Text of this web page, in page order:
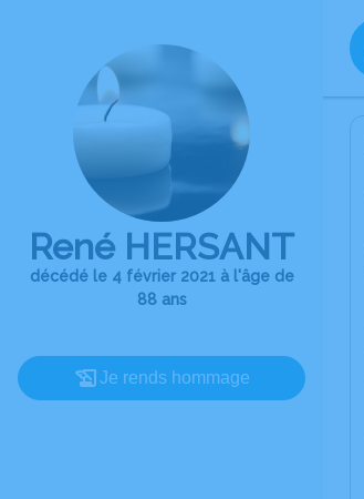
René HERSANT
décédé le 4 février 2021 à l'âge de
88 ans
Je rends hommage